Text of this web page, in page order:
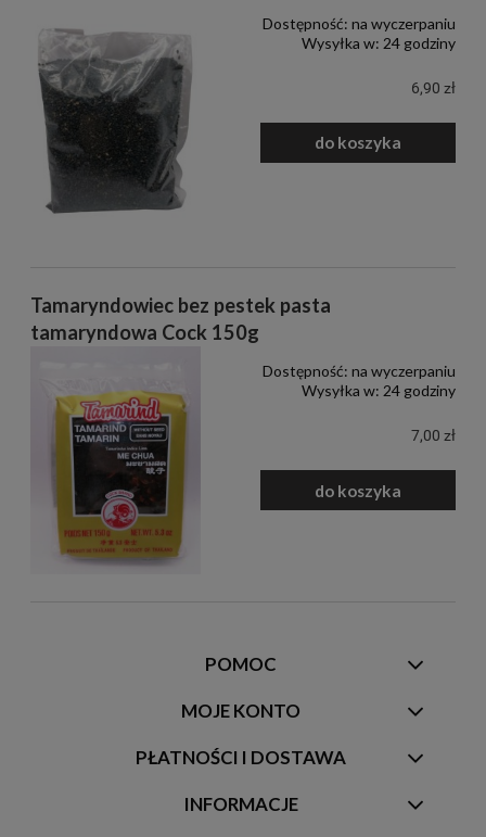
Dostępność: na wyczerpaniu
Wysyłka w: 24 godziny
6,90 zł
do koszyka
Tamaryndowiec bez pestek pasta
tamaryndowa Cock 150g
Dostępność: na wyczerpaniu
Wysyłka w: 24 godziny
7,00 zł
do koszyka
POMOC
MOJE KONTO
PŁATNOŚCI I DOSTAWA
INFORMACJE